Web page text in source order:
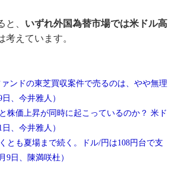
、 いずれ外国為替市場では米ドル高
考えています。
ンドの東芝買収案件で売るのは、やや無理
、今井雅人）
株価上昇が同時に起こっているのか？ 米ド
、今井雅人）
とも夏場まで続く。ドル/円は108円台で支
9日、陳満咲杜）